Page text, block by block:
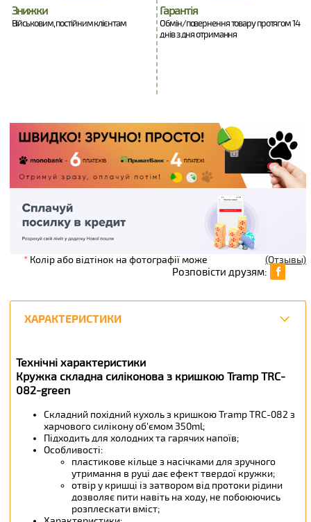
Знижки
Військовим, постійним клієнтам
Гарантія
Обмін/повернення товару протягом 14
днів з дня отримання
(Отзывы)
Розповісти друзям:
ХАРАКТЕРИСТИКИ
Технічні характеристики
Кружка складна силіконова з кришкою Tramp TRC-
082-green
Складний похідний кухоль з кришкою Tramp TRC-082 з
харчового силікону об'ємом 350ml;
Підходить для холодних та гарячих напоїв;
Особливості:
пластикове кільце з насічками для зручного
утримання в руці дає ефект твердої кружки;
отвір у кришці із затвором від протоки рідини
дозволяє пити навіть на ходу, не побоюючись
розплескати вміст;
*Колір або відтінок на фотографії може